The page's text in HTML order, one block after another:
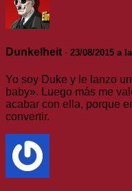
Dunkelheit · 23/08/2015 a
Yo soy Duke y le lanzo
baby». Luego más me
acabar con ella, porque
convertir.